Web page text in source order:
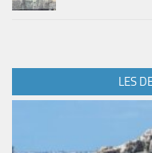
LES